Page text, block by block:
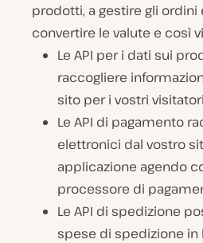
prodotti, a gestire gli ordini
convertire le valute e così
Le API per i dati sui
raccogliere
sito per i vostri
Le API di pagamento
elettronici dal vostro
applicazione agendo
processore di
Le API di spedizione
spese di spedizione in